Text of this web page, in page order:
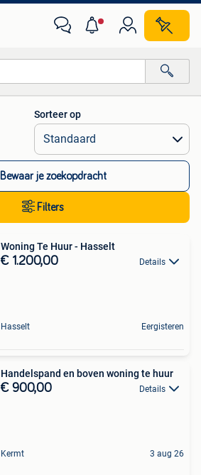
Alle afstanden…
Sorteer op
Bewaar je zoekopdracht
Filters
Woning Te Huur - Hasselt
€ 1.200,00 Details
Hasselt Eergisteren
Handelspand en boven woning te huur
€ 900,00 Details
Kermt 3 aug 26